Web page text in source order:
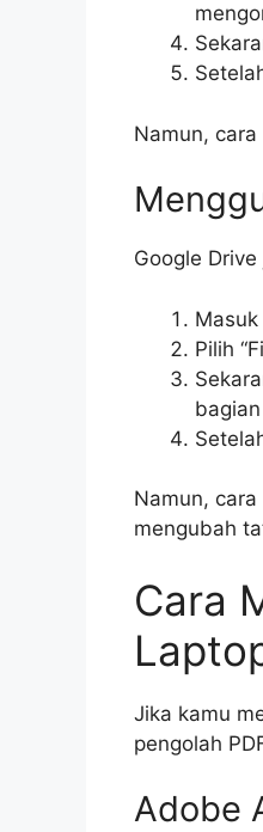
Namun,
Google
Masuk
Pilih
Namun,
mengubah
Cara
Jika kamu
pengolah
Adobe